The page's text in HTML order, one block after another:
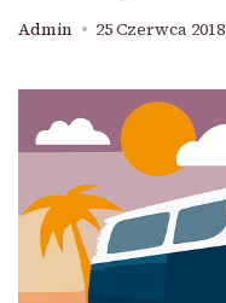
Admin 25 Czerwca 2018